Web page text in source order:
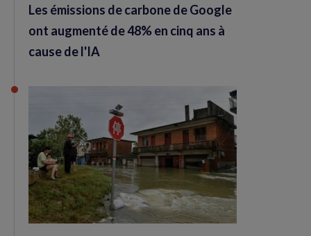
Les émissions de carbone de Google
ont augmenté de 48% en cinq ans à
cause de l'IA